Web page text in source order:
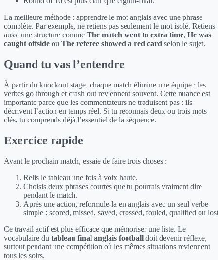
La meilleure méthode : apprendre le mot anglais avec une phrase
complète. Par exemple, ne retiens pas seulement le mot isolé. Retiens
aussi une structure comme The match went to extra time, He was
caught offside ou The referee showed a red card selon le sujet.
Quand tu vas l’entendre
À partir du knockout stage, chaque match élimine une équipe : les
verbes go through et crash out reviennent souvent. Cette nuance est
importante parce que les commentateurs ne traduisent pas : ils
décrivent l’action en temps réel. Si tu reconnais deux ou trois mots
clés, tu comprends déjà l’essentiel de la séquence.
Exercice rapide
Avant le prochain match, essaie de faire trois choses :
Relis le tableau une fois à voix haute.
Choisis deux phrases courtes que tu pourrais vraiment dire
pendant le match.
Après une action, reformule-la en anglais avec un seul verbe
simple : scored, missed, saved, crossed, fouled, qualified ou
Ce travail actif est plus efficace que mémoriser une liste. Le
vocabulaire du tableau final anglais football doit devenir réflexe,
surtout pendant une compétition où les mêmes situations reviennent
tous les soirs.